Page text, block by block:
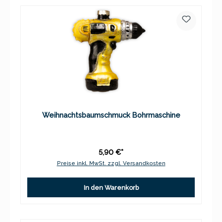
Weihnachtsbaumschmuck Bohrmaschine
5,90 €*
Preise inkl. MwSt. zzgl. Versandkosten
In den Warenkorb